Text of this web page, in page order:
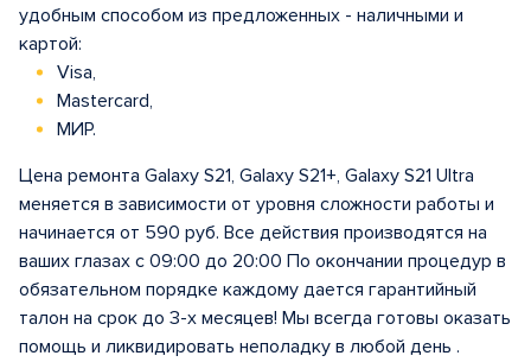
удобным способом из предложенных - наличными и
картой:
Visa,
Mastercard,
МИР.
Цена ремонта Galaxy S21, Galaxy S21+, Galaxy S21 Ultra
меняется в зависимости от уровня сложности работы и
начинается от 590 руб. Все действия производятся на
ваших глазах с 09:00 до 20:00 По окончании процедур в
обязательном порядке каждому дается гарантийный
талон на срок до 3-х месяцев! Мы всегда готовы оказать
помощь и ликвидировать неполадку в любой день .